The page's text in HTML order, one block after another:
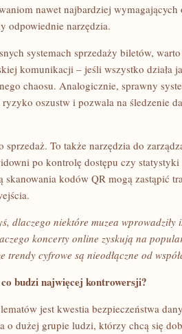
nawet najbardziej
odpowiednie narzędzia.
systemach sprzedaży biletów,
komunikacji – jeśli wszystko działa
chaosu. Analogicznie, sprawny
oszustw i pozwala na śledzenie
To także narzędzia do
po kontrolę dostępu czy
kodów QR mogą zastąpić
dlaczego niektóre muzea
koncerty online zyskują na
trendy cyfrowe są nieodłączne od
budzi najwięcej kontrowersji?
jest kwestia bezpieczeństwa
o dużej grupie ludzi, którzy chcą się